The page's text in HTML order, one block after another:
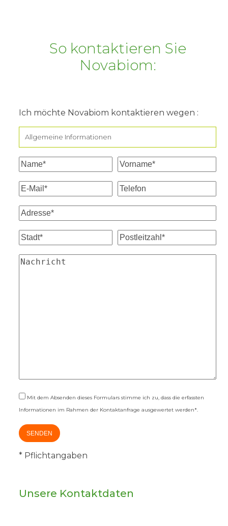
So kontaktieren Sie
Novabiom:
Ich möchte Novabiom kontaktieren wegen :
Mit dem Absenden dieses Formulars stimme ich zu, dass die erfassten
Informationen im Rahmen der Kontaktanfrage ausgewertet werden*.
* Pflichtangaben
Unsere Kontaktdaten